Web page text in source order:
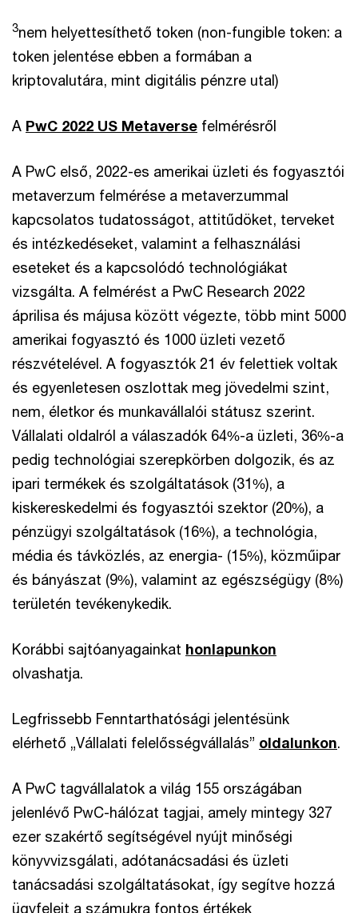
3nem helyettesíthető token (non-fungible token: a
token jelentése ebben a formában a
kriptovalutára, mint digitális pénzre utal)
A PwC 2022 US Metaverse felmérésről
A PwC első, 2022-es amerikai üzleti és fogyasztói
metaverzum felmérése a metaverzummal
kapcsolatos tudatosságot, attitűdöket, terveket
és intézkedéseket, valamint a felhasználási
eseteket és a kapcsolódó technológiákat
vizsgálta. A felmérést a PwC Research 2022
áprilisa és májusa között végezte, több mint 5000
amerikai fogyasztó és 1000 üzleti vezető
részvételével. A fogyasztók 21 év felettiek voltak
és egyenletesen oszlottak meg jövedelmi szint,
nem, életkor és munkavállalói státusz szerint.
Vállalati oldalról a válaszadók 64%-a üzleti, 36%-a
pedig technológiai szerepkörben dolgozik, és az
ipari termékek és szolgáltatások (31%), a
kiskereskedelmi és fogyasztói szektor (20%), a
pénzügyi szolgáltatások (16%), a technológia,
média és távközlés, az energia- (15%), közműipar
és bányászat (9%), valamint az egészségügy (8%)
területén tevékenykedik.
Korábbi sajtóanyagainkat honlapunkon
olvashatja.
Legfrissebb Fenntarthatósági jelentésünk
elérhető „Vállalati felelősségvállalás” oldalunkon.
A PwC tagvállalatok a világ 155 országában
jelenlévő PwC-hálózat tagjai, amely mintegy 327
ezer szakértő segítségével nyújt minőségi
könyvvizsgálati, adótanácsadási és üzleti
tanácsadási szolgáltatásokat, így segítve hozzá
ügyfeleit a számukra fontos értékek